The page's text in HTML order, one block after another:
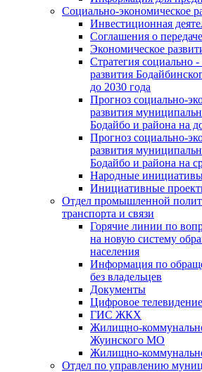
Социально-экономическое
Инвестиционная
Соглашения о
Экономическое
Стратегия социально
развития
до 2030 года
Прогноз социально-
развития
Бодайбо и района на
Прогноз социально-
развития
Бодайбо и района на
Народные
Инициативные
Отдел промышленной
транспорта и связи
Горячие линии по
на новую систему
населения
Информация по
без владельцев
Документы
Цифровое телевидение
ГИС ЖКХ
Жилищно-
Жуинского МО
Жилищно-
Отдел по управлению